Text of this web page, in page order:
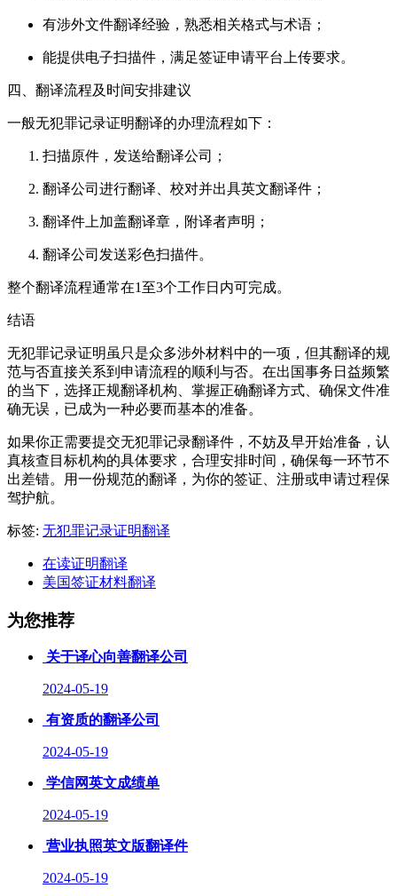
有涉外文件翻译经验，熟悉相关格式与术语；
能提供电子扫描件，满足签证申请平台上传要求。
四、翻译流程及时间安排建议
一般无犯罪记录证明翻译的办理流程如下：
扫描原件，发送给翻译公司；
翻译公司进行翻译、校对并出具英文翻译件；
翻译件上加盖翻译章，附译者声明；
翻译公司发送彩色扫描件。
整个翻译流程通常在1至3个工作日内可完成。
结语
无犯罪记录证明虽只是众多涉外材料中的一项，但其翻译的规
范与否直接关系到申请流程的顺利与否。在出国事务日益频繁
的当下，选择正规翻译机构、掌握正确翻译方式、确保文件准
确无误，已成为一种必要而基本的准备。
如果你正需要提交无犯罪记录翻译件，不妨及早开始准备，认
真核查目标机构的具体要求，合理安排时间，确保每一环节不
出差错。用一份规范的翻译，为你的签证、注册或申请过程保
驾护航。
标签: 无犯罪记录证明翻译
在读证明翻译
美国签证材料翻译
为您推荐
关于译心向善翻译公司
2024-05-19
有资质的翻译公司
2024-05-19
学信网英文成绩单
2024-05-19
营业执照英文版翻译件
2024-05-19